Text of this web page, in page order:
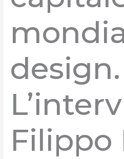
design.
Filippo